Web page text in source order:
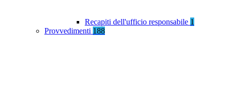
Recapiti dell'ufficio responsabile 1
Provvedimenti 188